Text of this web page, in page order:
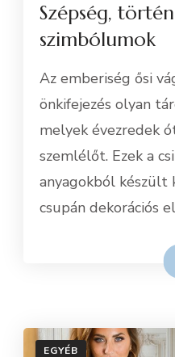
Szépség,
szimbólumok
Az emberiség ősi
önkifejezés olyan
melyek évezredek
szemlélőt. Ezek a
anyagokból készült
csupán dekorációs
EGYÉB